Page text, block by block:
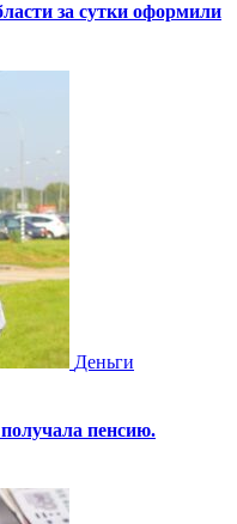
за сутки оформили
Деньги
пенсию.